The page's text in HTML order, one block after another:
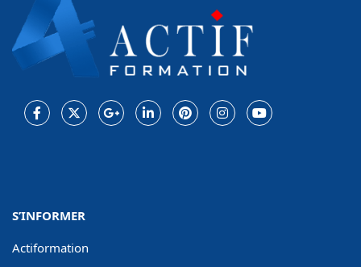
S’INFORMER
Actiformation